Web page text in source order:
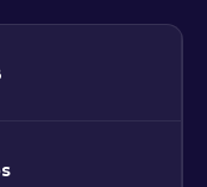
Noticias